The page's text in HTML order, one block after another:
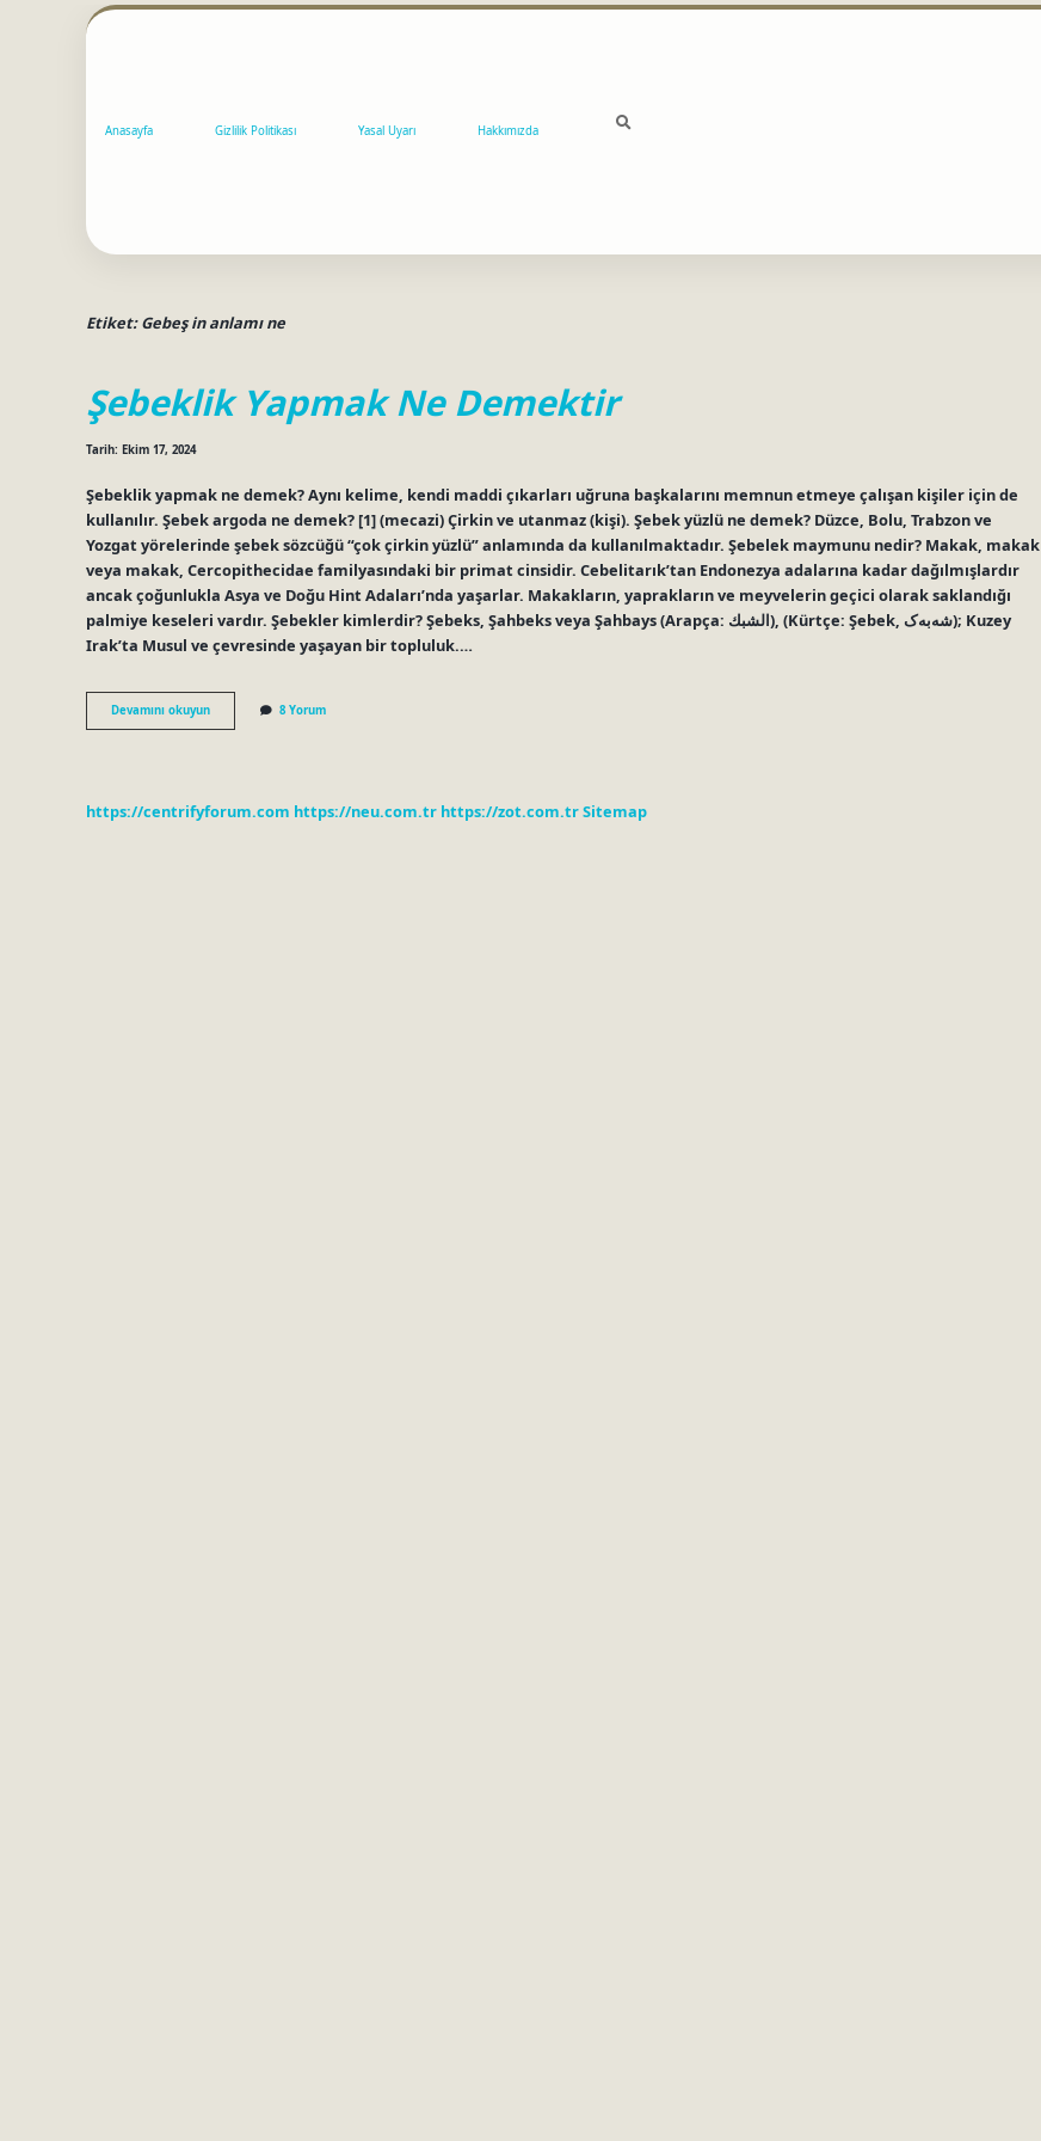
Anasayfa Gizlilik Politikası Yasal Uyarı Hakkımızda
Etiket:Gebeş in anlamı ne
Şebeklik Yapmak Ne Demektir
Tarih: Ekim 17, 2024
Şebeklik yapmak ne demek? Aynı kelime, kendi maddi çıkarları uğruna başkalarını memnun etmeye çalışan kişiler için de
kullanılır. Şebek argoda ne demek? [1] (mecazi) Çirkin ve utanmaz (kişi). Şebek yüzlü ne demek? Düzce, Bolu, Trabzon ve
Yozgat yörelerinde şebek sözcüğü “çok çirkin yüzlü” anlamında da kullanılmaktadır. Şebelek maymunu nedir? Makak, makak
veya makak, Cercopithecidae familyasındaki bir primat cinsidir. Cebelitarık’tan Endonezya adalarına kadar dağılmışlardır
ancak çoğunlukla Asya ve Doğu Hint Adaları’nda yaşarlar. Makakların, yaprakların ve meyvelerin geçici olarak saklandığı
palmiye keseleri vardır. Şebekler kimlerdir? Şebeks, Şahbeks veya Şahbays (Arapça: الشبك), (Kürtçe: Şebek, شەبەک); Kuzey
Irak’ta Musul ve çevresinde yaşayan bir topluluk.…
Devamını okuyunŞebeklik
Yapmak
8 Yorum
https://centrifyforum.com https://neu.com.tr https://zot.com.trSitemap